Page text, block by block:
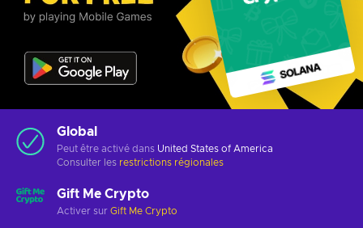
Global
Peut être activé dans United States of America
Consulter les restrictions régionales
Gift Me Crypto
Activer sur Gift Me Crypto